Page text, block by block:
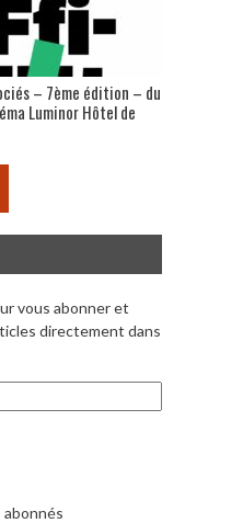
– 7ème édition – du
Luminor Hôtel de
vous abonner et
directement dans
abonnés